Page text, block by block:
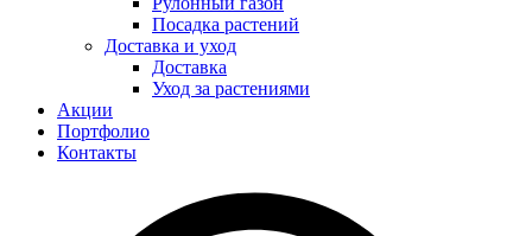
Посадка растений
Доставка и уход
Доставка
Уход за растениями
Акции
Портфолио
Контакты